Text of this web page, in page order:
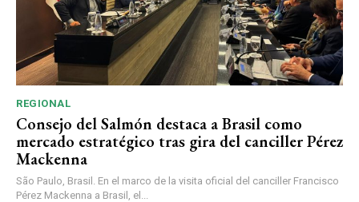
REGIONAL
Consejo del Salmón destaca a Brasil como
mercado estratégico tras gira del canciller Pérez
Mackenna
São Paulo, Brasil. En el marco de la visita oficial del canciller Francisco
Pérez Mackenna a Brasil, el...